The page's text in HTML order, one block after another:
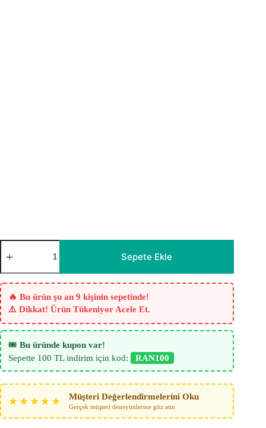
Giya
Koyu
Tül
Perde
adet
Sepete Ekle
🔥 Bu ürün şu an 9 kişinin sepetinde!
⚠️ Dikkat! Ürün Tükeniyor Acele Et.
🎟️ Bu üründe kupon var!
Sepette 100 TL indirim için kod:
RAN100
★★★★★ Müşteri Değerlendirmelerini Oku
Gerçek müşteri deneyimlerine göz atın